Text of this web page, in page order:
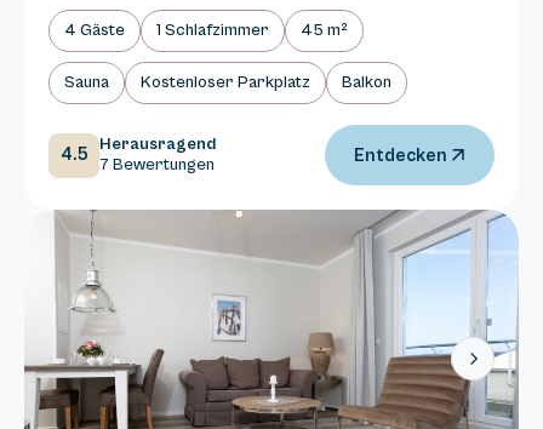
4 Gäste 1 Schlafzimmer 45 m²
Sauna Kostenloser Parkplatz Balkon
4.5
Herausragend
7 Bewertungen
Entdecken
Next